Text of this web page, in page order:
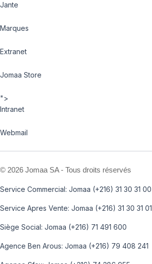
Jante
Marques
Extranet
Jomaa Store
">
Intranet
Webmail
© 2026 Jomaa SA - Tous droits réservés
Service Commercial: Jomaa (+216) 31 30 31 00
Service Apres Vente: Jomaa (+216) 31 30 31 01
Siège Social: Jomaa (+216) 71 491 600
Agence Ben Arous: Jomaa (+216) 79 408 241